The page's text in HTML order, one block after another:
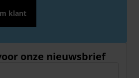
klant
onze nieuwsbrief